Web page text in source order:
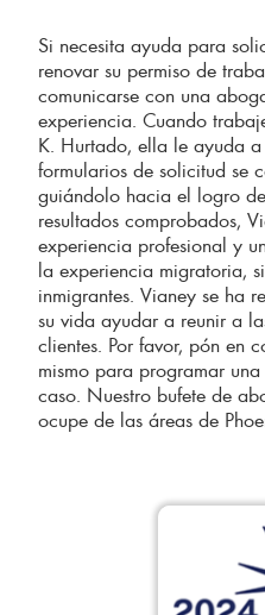
Si necesita ayuda para
renovar su permiso de
comunicarse con una
experiencia. Cuando
K. Hurtado, ella le ayuda
formularios de solicitud se
guiándolo hacia el logro
resultados comprobados,
experiencia profesional y
la experiencia migratoria,
inmigrantes. Vianey se ha
su vida ayudar a reunir a
clientes. Por favor, pón en
mismo para programar
caso. Nuestro bufete de
ocupe de las áreas de